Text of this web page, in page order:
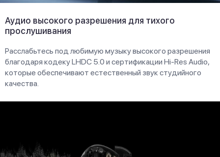
Аудио высокого разрешения для тихого
прослушивания
Расслабьтесь под любимую музыку высокого разрешения
благодаря кодеку LHDC 5.0 и сертификации Hi-Res Audio,
которые обеспечивают естественный звук студийного
качества.